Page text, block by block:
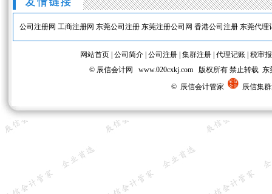
公司注册网 工商注册网 东莞公司注册 东莞注册公司网 香港公司注册 东莞代理
网站首页 公司简介 公司注册 集群注册 代理记账 税审
© 辰信会计网 www.020cxkj.com 版权所有 禁止转载
© 辰信会计管家
辰信集